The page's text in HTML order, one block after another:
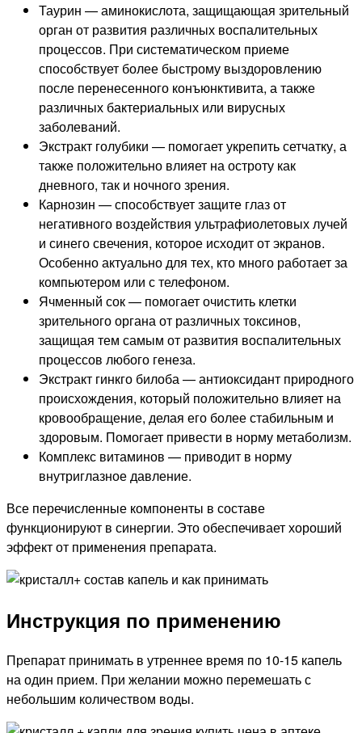
Таурин — аминокислота, защищающая зрительный
орган от развития различных воспалительных
процессов. При систематическом приеме
способствует более быстрому выздоровлению
после перенесенного конъюнктивита, а также
различных бактериальных или вирусных
заболеваний.
Экстракт голубики — помогает укрепить сетчатку, а
также положительно влияет на остроту как
дневного, так и ночного зрения.
Карнозин — способствует защите глаз от
негативного воздействия ультрафиолетовых лучей
и синего свечения, которое исходит от экранов.
Особенно актуально для тех, кто много работает за
компьютером или с телефоном.
Ячменный сок — помогает очистить клетки
зрительного органа от различных токсинов,
защищая тем самым от развития воспалительных
процессов любого генеза.
Экстракт гинкго билоба — антиоксидант природного
происхождения, который положительно влияет на
кровообращение, делая его более стабильным и
здоровым. Помогает привести в норму метаболизм.
Комплекс витаминов — приводит в норму
внутриглазное давление.
Все перечисленные компоненты в составе
функционируют в синергии. Это обеспечивает хороший
эффект от применения препарата.
Инструкция по применению
Препарат принимать в утреннее время по 10-15 капель
на один прием. При желании можно перемешать с
небольшим количеством воды.